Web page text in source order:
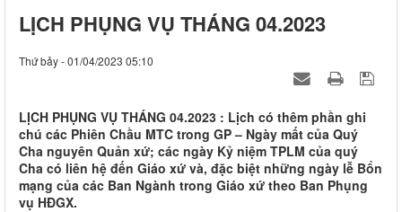
LỊCH PHỤNG VỤ THÁNG 04.2023
Thứ bảy - 01/04/2023 05:10
LỊCH PHỤNG VỤ THÁNG 04.2023 : Lịch có thêm phần ghi
chú các Phiên Chầu MTC trong GP – Ngày mất của Quý
Cha nguyên Quản xứ; các ngày Kỷ niệm TPLM của quý
Cha có liên hệ đến Giáo xứ và, đặc biệt những ngày lễ Bổn
mạng của các Ban Ngành trong Giáo xứ theo Ban Phụng
vụ HĐGX.